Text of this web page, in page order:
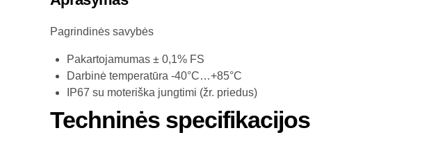
Pagrindinės savybės
Pakartojamumas ± 0,1% FS
Darbinė temperatūra -40°C…+85°C
IP67 su moteriška jungtimi (žr. priedus)
Techninės specifikacijos